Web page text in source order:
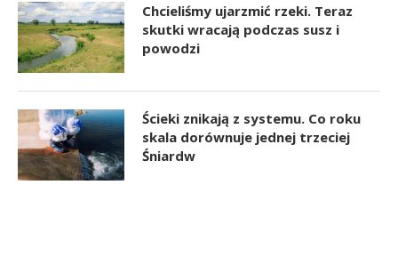
Chcieliśmy ujarzmić rzeki. Teraz
skutki wracają podczas susz i
powodzi
Ścieki znikają z systemu. Co roku
skala dorównuje jednej trzeciej
Śniardw